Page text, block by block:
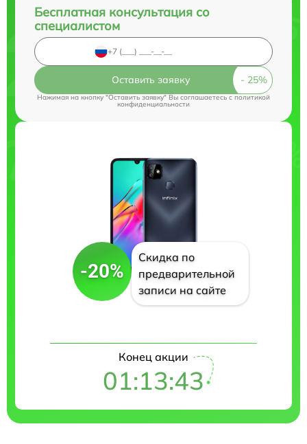
Бесплатная консультация со
специалистом
Оставить заявку
Нажимая на кнопку "Оставить заявку" Вы соглашаетесь cполитикой
конфиденциальности
-20%
Скидка по
предварительной
записи на сайте
Конец акции
01:13:42